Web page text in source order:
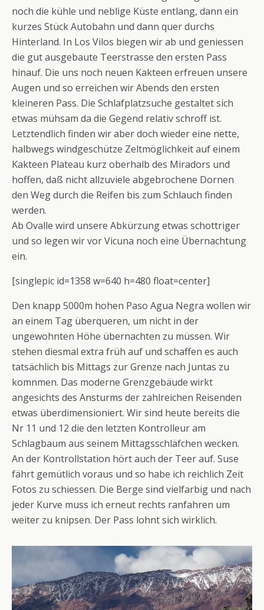
noch die kühle und neblige Küste entlang, dann ein
kurzes Stück Autobahn und dann quer durchs
Hinterland. In Los Vilos biegen wir ab und geniessen
die gut ausgebaute Teerstrasse den ersten Pass
hinauf. Die uns noch neuen Kakteen erfreuen unsere
Augen und so erreichen wir Abends den ersten
kleineren Pass. Die Schlafplatzsuche gestaltet sich
etwas mühsam da die Gegend relativ schroff ist.
Letztendlich finden wir aber doch wieder eine nette,
halbwegs windgeschütze Zeltmöglichkeit auf einem
Kakteen Plateau kurz oberhalb des Miradors und
hoffen, daß nicht allzuviele abgebrochene Dornen
den Weg durch die Reifen bis zum Schlauch finden
werden.
Ab Ovalle wird unsere Abkürzung etwas schottriger
und so legen wir vor Vicuna noch eine Übernachtung
ein.
[singlepic id=1358 w=640 h=480 float=center]
Den knapp 5000m hohen Paso Agua Negra wollen wir
an einem Tag überqueren, um nicht in der
ungewohnten Höhe übernachten zu müssen. Wir
stehen diesmal extra früh auf und schaffen es auch
tatsächlich bis Mittags zur Grenze nach Juntas zu
komnmen. Das moderne Grenzgebäude wirkt
angesichts des Ansturms der zahlreichen Reisenden
etwas überdimensioniert. Wir sind heute bereits die
Nr 11 und 12 die den letzten Kontrolleur am
Schlagbaum aus seinem Mittagsschläfchen wecken.
An der Kontrollstation hört auch der Teer auf. Suse
fährt gemütlich voraus und so habe ich reichlich Zeit
Fotos zu schiessen. Die Berge sind vielfarbig und nach
jeder Kurve muss ich erneut rechts ranfahren um
weiter zu knipsen. Der Pass lohnt sich wirklich.